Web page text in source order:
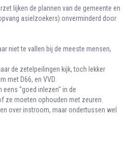
lijken de plannen van de gemeente en
asielzoekers) onverminderd door
niet te vallen bij de meeste mensen,
de zetelpeilingen kijk, toch lekker
met D66, en VVD.
eens "goed inlezen" in de
ze moeten ophouden met zeuren.
over instroom, maar ondertussen wel